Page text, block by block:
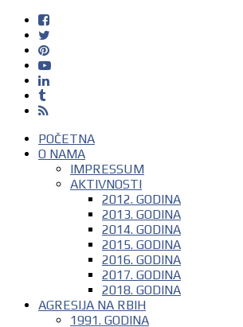
POČETNA
O NAMA
IMPRESSUM
AKTIVNOSTI
2012. GODINA
2013. GODINA
2014. GODINA
2015. GODINA
2016. GODINA
2017. GODINA
2018. GODINA
AGRESIJA NA RBIH
1991. GODINA